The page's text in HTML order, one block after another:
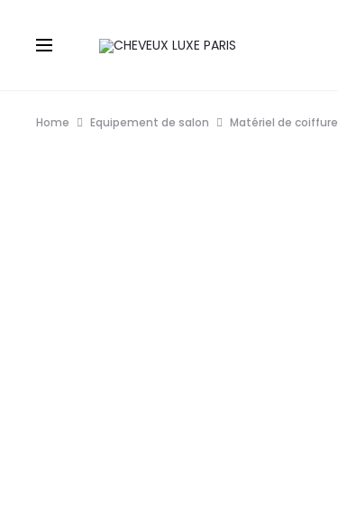
Home Equipement de salon Matériel de coiffure